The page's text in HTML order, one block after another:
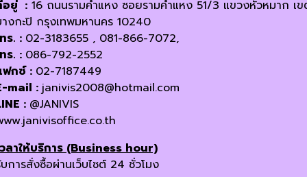
อยู่ : 16 ถนนรามคำแหง ซอยรามคำแหง 51/3 แขวงหัวหมาก เ
งกะปิ กรุงเทพมหานคร 10240
ร. : 02-3183655 , 081-866-7072,
ร. : 086-792-2552
กซ์ : 02-7187449
mail : janivis2008@hotmail.com
: @JANIVIS
ลาให้บริการ (Business hour)
การสั่งซื้อผ่านเว็บไซต์ 24 ชั่วโมง